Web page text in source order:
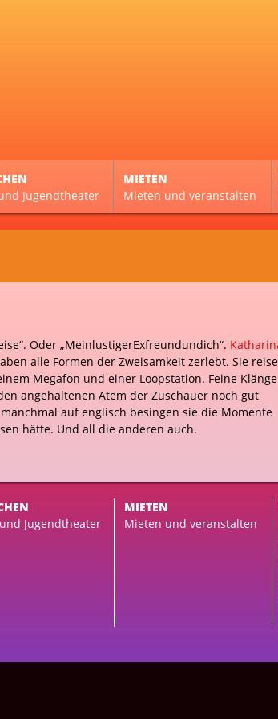
Jugendtheater
MIETEN
Mieten und veranstalten
Oder „MeinlustigerExfreundundich“.
alle Formen der Zweisamkeit zerlebt. Sie
Megafon und einer Loopstation. Feine Klänge
angehaltenen Atem der Zuschauer noch gut
auf englisch besingen sie die Momente
hätte. Und all die anderen auch.
Jugendtheater
MIETEN
Mieten und veranstalten